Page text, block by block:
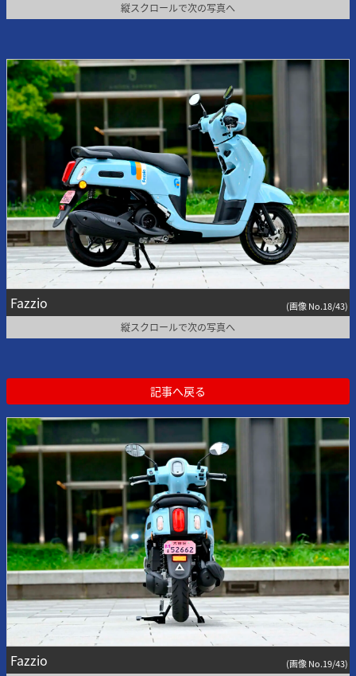
縦スクロールで次の写真へ
Fazzio (画像 No.18/43)
縦スクロールで次の写真へ
記事へ戻る
Fazzio (画像 No.19/43)